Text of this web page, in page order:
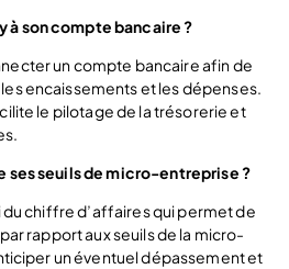
son compte bancaire ?
un compte bancaire afin de
encaissements et les dépenses.
le pilotage de la trésorerie et
ses seuils de micro-entreprise ?
du chiffre d’affaires qui permet de
rapport aux seuils de la micro-
un éventuel dépassement et